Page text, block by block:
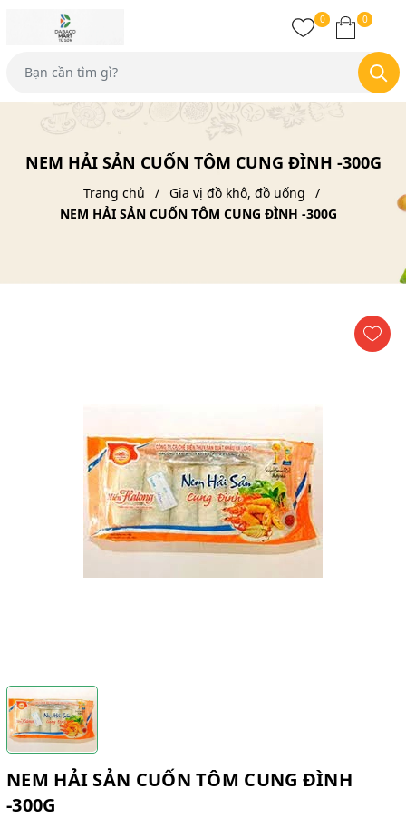
0 0
NEM HẢI SẢN CUỐN TÔM CUNG ĐÌNH -300G
Trang chủ
Gia vị đồ khô, đồ uống
NEM HẢI SẢN CUỐN TÔM CUNG ĐÌNH -300G
NEM HẢI SẢN CUỐN TÔM CUNG ĐÌNH
-300G